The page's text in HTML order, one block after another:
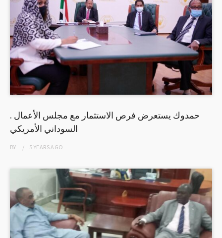
. حمدوك يستعرض فرص الاستثمار مع مجلس الأعمال
السوداني الأمريكي
BY 5 YEARSAGO